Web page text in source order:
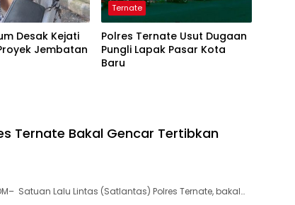
Desak Kejati
Jembatan
Ternate
Polres Ternate Usut Dugaan
Pungli Lapak Pasar Kota
Baru
Ternate Bakal Gencar Tertibkan
Satuan Lalu Lintas (Satlantas) Polres Ternate, bakal…